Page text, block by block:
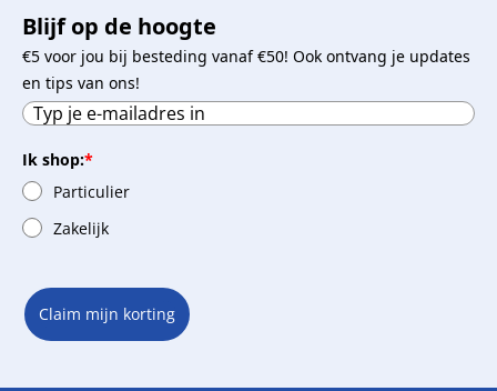
Blijf op de hoogte
€5 voor jou bij besteding vanaf €50! Ook ontvang je updates
en tips van ons!
Ik shop:*
Particulier
Zakelijk
Claim mijn korting